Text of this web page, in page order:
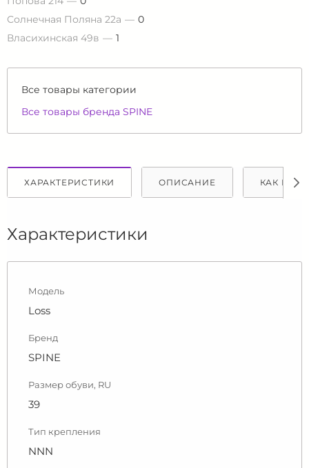
Солнечная Поляна 22а
0
Власихинская 49в
1
Все товары категории
Все товары бренда SPINE
ХАРАКТЕРИСТИКИ ОПИСАНИЕ КАК
Характеристики
Модель
Loss
Бренд
SPINE
Размер обуви, RU
39
Тип крепления
NNN